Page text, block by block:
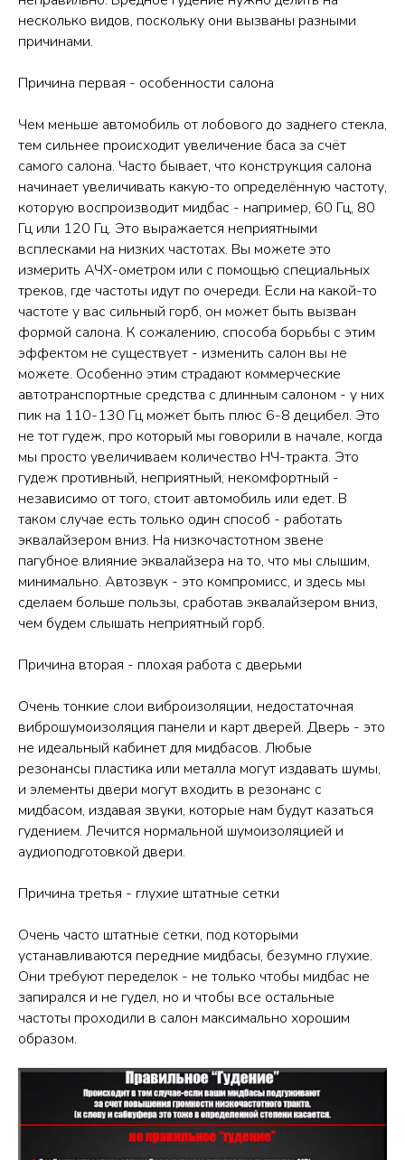
несколько видов, поскольку они вызваны разными
причинами.
Причина первая - особенности салона
Чем меньше автомобиль от лобового до заднего стекла,
тем сильнее происходит увеличение баса за счёт
самого салона. Часто бывает, что конструкция салона
начинает увеличивать какую-то определённую частоту,
которую воспроизводит мидбас - например, 60 Гц, 80
Гц или 120 Гц. Это выражается неприятными
всплесками на низких частотах. Вы можете это
измерить АЧХ-ометром или с помощью специальных
треков, где частоты идут по очереди. Если на какой-то
частоте у вас сильный горб, он может быть вызван
формой салона. К сожалению, способа борьбы с этим
эффектом не существует - изменить салон вы не
можете. Особенно этим страдают коммерческие
автотранспортные средства с длинным салоном - у них
пик на 110-130 Гц может быть плюс 6-8 децибел. Это
не тот гудеж, про который мы говорили в начале, когда
мы просто увеличиваем количество НЧ-тракта. Это
гудеж противный, неприятный, некомфортный -
независимо от того, стоит автомобиль или едет. В
таком случае есть только один способ - работать
эквалайзером вниз. На низкочастотном звене
пагубное влияние эквалайзера на то, что мы слышим,
минимально. Автозвук - это компромисс, и здесь мы
сделаем больше пользы, сработав эквалайзером вниз,
чем будем слышать неприятный горб.
Причина вторая - плохая работа с дверьми
Очень тонкие слои виброизоляции, недостаточная
виброшумоизоляция панели и карт дверей. Дверь - это
не идеальный кабинет для мидбасов. Любые
резонансы пластика или металла могут издавать шумы,
и элементы двери могут входить в резонанс с
мидбасом, издавая звуки, которые нам будут казаться
гудением. Лечится нормальной шумоизоляцией и
аудиоподготовкой двери.
Причина третья - глухие штатные сетки
Очень часто штатные сетки, под которыми
устанавливаются передние мидбасы, безумно глухие.
Они требуют переделок - не только чтобы мидбас не
запирался и не гудел, но и чтобы все остальные
частоты проходили в салон максимально хорошим
образом.